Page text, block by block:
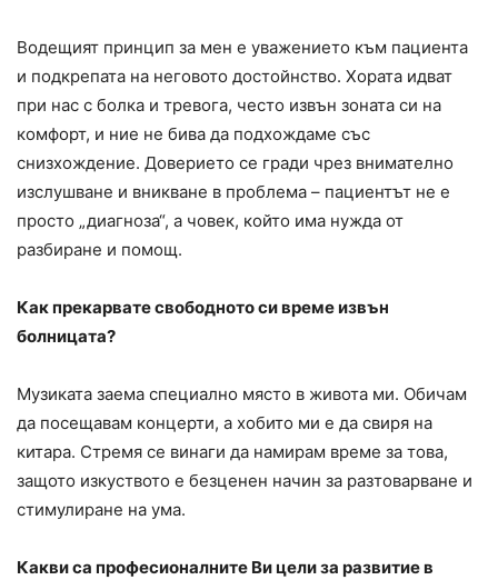
Водещият принцип за мен е уважението към пациента
и подкрепата на неговото достойнство. Хората идват
при нас с болка и тревога, често извън зоната си на
комфорт, и ние не бива да подхождаме със
снизхождение. Доверието се гради чрез внимателно
изслушване и вникване в проблема – пациентът не е
просто „диагноза“, а човек, който има нужда от
разбиране и помощ.
Как прекарвате свободното си време извън
болницата?
Музиката заема специално място в живота ми. Обичам
да посещавам концерти, а хобито ми е да свиря на
китара. Стремя се винаги да намирам време за това,
защото изкуството е безценен начин за разтоварване и
стимулиране на ума.
Какви са професионалните Ви цели за развитие в